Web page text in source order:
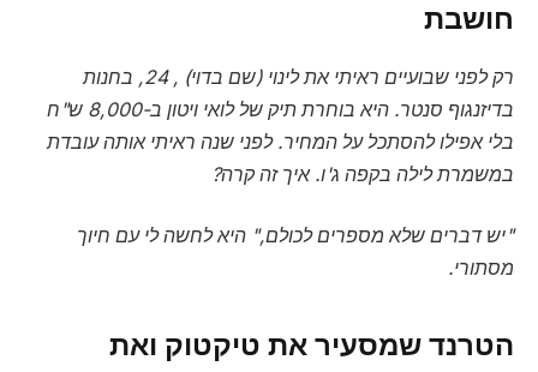
חושבת
רק לפני שבועיים ראיתי את לינוי (שם בדוי) , 24, בחנות
בדיזנגוף סנטר. היא בוחרת תיק של לואי ויטון ב-8,000 ש"ח
בלי אפילו להסתכל על המחיר. לפני שנה ראיתי אותה עובדת
במשמרת לילה בקפה ג'ו. איך זה קרה?
"יש דברים שלא מספרים לכולם," היא לחשה לי עם חיוך
מסתורי.
הטרנד שמסעיר את טיקטוק ואת